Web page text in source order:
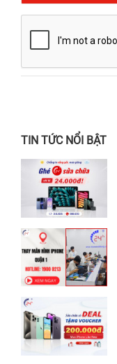
TIN TỨC NỔI BẬT